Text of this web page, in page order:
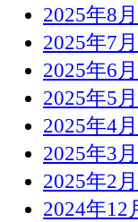
2025年8月
2025年7月
2025年6月
2025年5月
2025年4月
2025年3月
2025年2月
2024年12